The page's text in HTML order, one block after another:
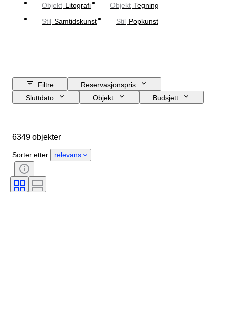
Objekt Litografi Objekt Tegning
Stil Samtidskunst Stil Popkunst
Filtre
Reservasjonspris
Sluttdato
Objekt
Budsjett
Periode
Solgt av
Utgave nr
6349 objekter
Sorter etter relevans